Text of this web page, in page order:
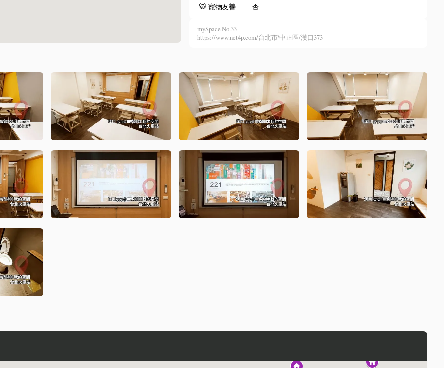
🐯 寵物友善 否
mySpace No.33
https://www.net4p.com/台北市/中正區/漢口373